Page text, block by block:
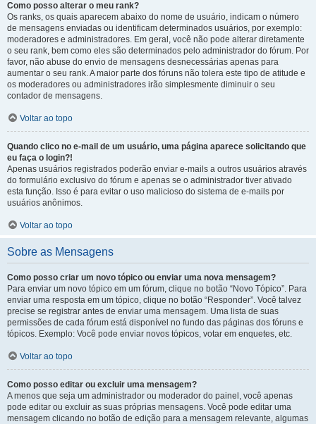
Como posso alterar o meu rank?
Os ranks, os quais aparecem abaixo do nome de usuário, indicam o número
de mensagens enviadas ou identificam determinados usuários, por exemplo:
moderadores e administradores. Em geral, você não pode alterar diretamente
o seu rank, bem como eles são determinados pelo administrador do fórum. Por
favor, não abuse do envio de mensagens desnecessárias apenas para
aumentar o seu rank. A maior parte dos fóruns não tolera este tipo de atitude e
os moderadores ou administradores irão simplesmente diminuir o seu
contador de mensagens.
Voltar ao topo
Quando clico no e-mail de um usuário, uma página aparece solicitando que
eu faça o login?!
Apenas usuários registrados poderão enviar e-mails a outros usuários através
do formulário exclusivo do fórum e apenas se o administrador tiver ativado
esta função. Isso é para evitar o uso malicioso do sistema de e-mails por
usuários anônimos.
Voltar ao topo
Sobre as Mensagens
Como posso criar um novo tópico ou enviar uma nova mensagem?
Para enviar um novo tópico em um fórum, clique no botão “Novo Tópico”. Para
enviar uma resposta em um tópico, clique no botão “Responder”. Você talvez
precise se registrar antes de enviar uma mensagem. Uma lista de suas
permissões de cada fórum está disponível no fundo das páginas dos fóruns e
tópicos. Exemplo: Você pode enviar novos tópicos, votar em enquetes, etc.
Voltar ao topo
Como posso editar ou excluir uma mensagem?
A menos que seja um administrador ou moderador do painel, você apenas
pode editar ou excluir as suas próprias mensagens. Você pode editar uma
mensagem clicando no botão de edição para a mensagem relevante, algumas